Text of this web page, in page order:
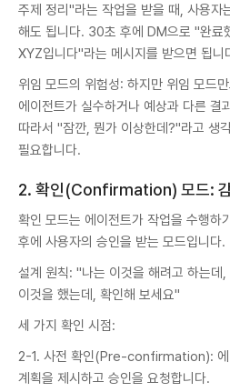
주제 정리"라는 작업을 받을 때, 사용자
해도 됩니다. 30초 후에 DM으로 "완료
XYZ입니다"라는 메시지를 받으면 됩니
위임 모드의 위험성: 하지만 위임 모드
에이전트가 실수하거나 예상과 다른 결
따라서 "잠깐, 뭔가 이상한데?"라고 생
필요합니다.
2. 확인(Confirmation) 모드:
확인 모드는 에이전트가 작업을 수행하
후에 사용자의 승인을 받는 모드입니다.
설계 원칙: "나는 이것을 해려고 하는데
이것을 했는데, 확인해 보세요"
세 가지 확인 시점:
2-1. 사전 확인(Pre-confirmation): 에
계획을 제시하고 승인을 요청합니다.